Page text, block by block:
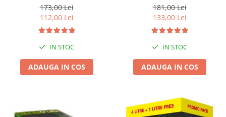
173,00 Lei
112,00 Lei
IN STOC
ADAUGA IN COS
181,00 Lei
133,00 Lei
IN STOC
ADAUGA IN COS